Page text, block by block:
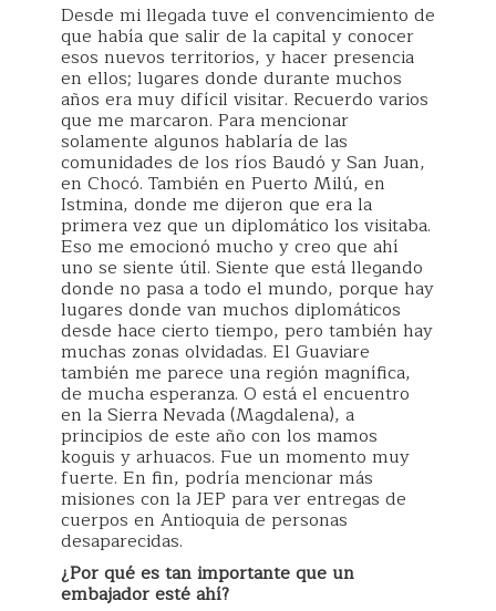
Desde mi llegada tuve el convencimiento de
que había que salir de la capital y conocer
esos nuevos territorios, y hacer presencia
en ellos; lugares donde durante muchos
años era muy difícil visitar. Recuerdo varios
que me marcaron. Para mencionar
solamente algunos hablaría de las
comunidades de los ríos Baudó y San Juan,
en Chocó. También en Puerto Milú, en
Istmina, donde me dijeron que era la
primera vez que un diplomático los visitaba.
Eso me emocionó mucho y creo que ahí
uno se siente útil. Siente que está llegando
donde no pasa a todo el mundo, porque hay
lugares donde van muchos diplomáticos
desde hace cierto tiempo, pero también hay
muchas zonas olvidadas. El Guaviare
también me parece una región magnífica,
de mucha esperanza. O está el encuentro
en la Sierra Nevada (Magdalena), a
principios de este año con los mamos
koguis y arhuacos. Fue un momento muy
fuerte. En fin, podría mencionar más
misiones con la JEP para ver entregas de
cuerpos en Antioquia de personas
desaparecidas.
¿Por qué es tan importante que un
embajador esté ahí?